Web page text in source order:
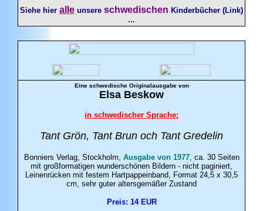
Siehe hier alle unsere schwedischen Kinderbücher (Link)
...
Eine schwedische Originalausgabe von
Elsa Beskow
in schwedischer Sprache:
Tant Grön, Tant Brun och Tant Gredelin
Bonniers Verlag, Stockholm, Ausgabe von 1977, ca. 30 Seiten
mit großformatigen wunderschönen Bildern - nicht paginiert,
Leinenrücken mit festem Hartpappeinband, Format 24,5 x 30,5
cm, sehr guter altersgemäßer Zustand
Preis: 14 EUR